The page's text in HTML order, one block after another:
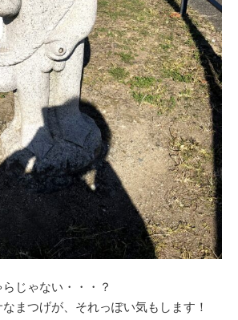
じゃない・・・？
まつげが、それっぽい気もします！